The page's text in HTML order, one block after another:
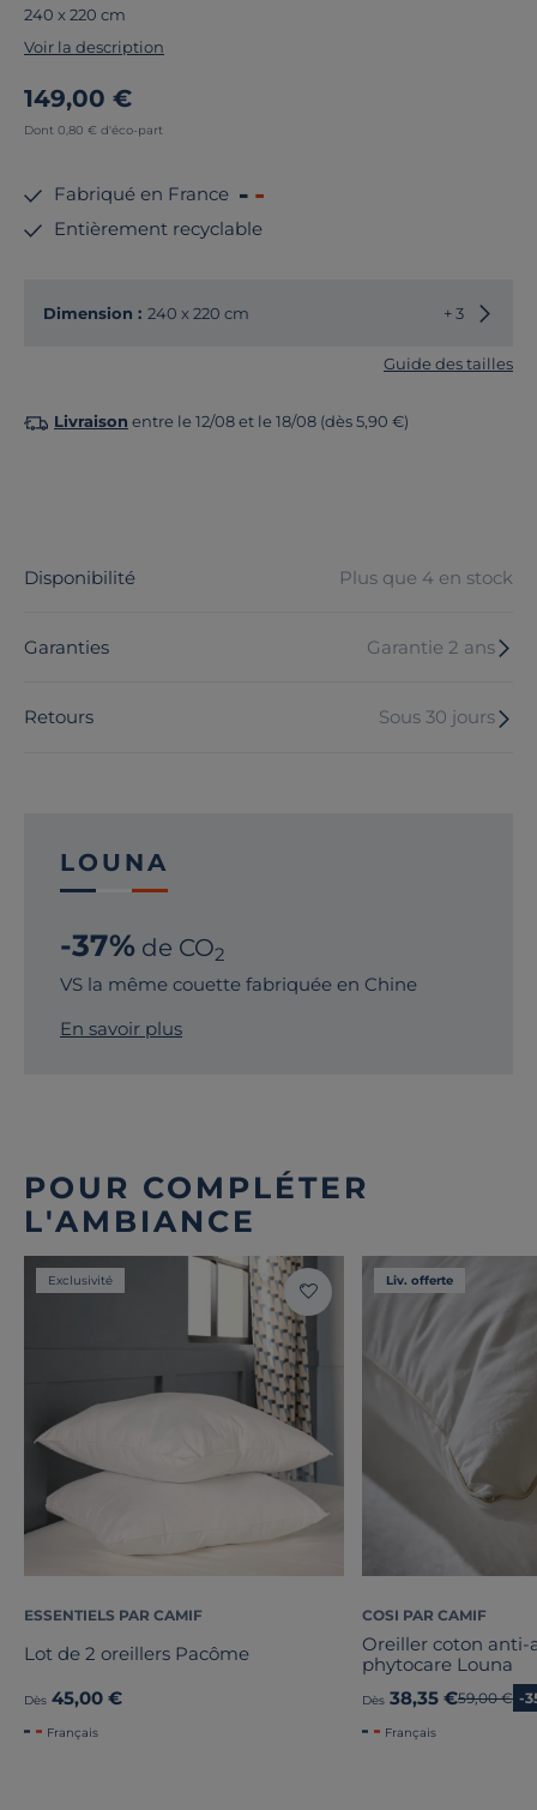
240 x 220 cm
Voir la description
149,00 €
Dont 0,80 € d'éco-part
Fabriqué en France
Entièrement recyclable
Dimension : 240 x 220 cm + 3
Guide des tailles
Livraison entre le 12/08 et le 18/08 (dès 5,90 €)
Disponibilité Plus que 4 en stock
Garanties Garantie 2 ans
Retours Sous 30 jours
LOUNA
-37% de CO2
VS la même couette fabriquée en Chine
En savoir plus
POUR COMPLÉTER
L'AMBIANCE
Exclusivité
ESSENTIELS PAR CAMIF
Lot de 2 oreillers Pacôme
Dès 45,00 €
Français
Liv. offerte
COSI PAR CAMIF
Oreiller coton anti-
phytocare Louna
Dès 38,35 €Ancien prix
59,00 € -
Français